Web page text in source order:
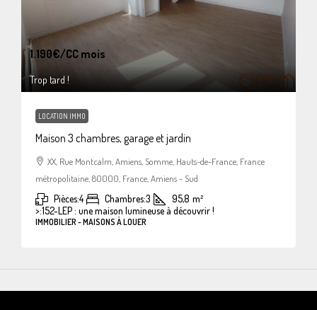
1.190€/CC mois
Trop tard !
LOCATION IMMO
Maison 3 chambres, garage et jardin
XX, Rue Montcalm, Amiens, Somme, Hauts-de-France, France
métropolitaine, 80000, France, Amiens - Sud
Pièces:4 Chambres:3 95,8 m²
>:152-LEP : une maison lumineuse à découvrir !
IMMOBILIER - MAISONS À LOUER